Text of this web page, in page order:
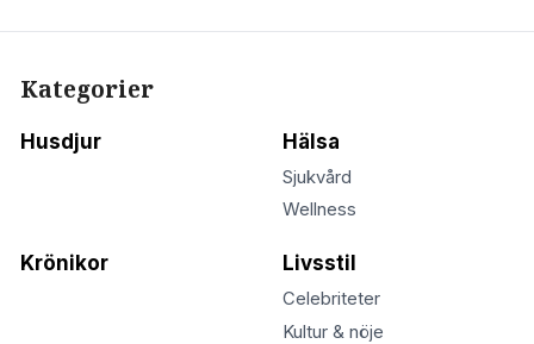
Kategorier
Husdjur Hälsa
Sjukvård
Wellness
Krönikor Livsstil
Celebriteter
Kultur & nöje